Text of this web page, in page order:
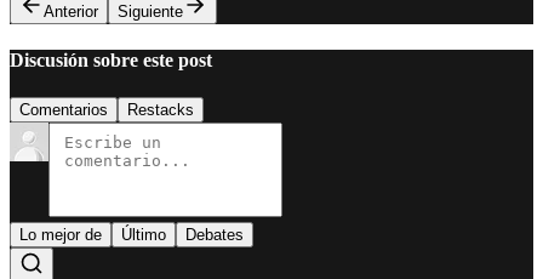
Anterior
Siguiente
Discusión sobre este post
Comentarios Restacks
Lo mejor de Último Debates